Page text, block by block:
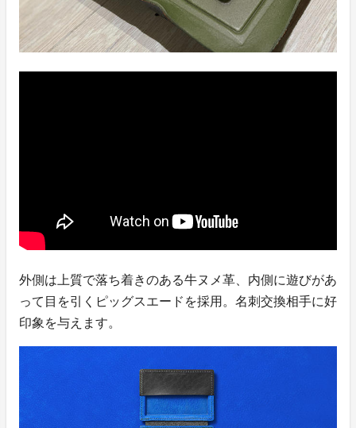
外側は上質で落ち着きのある牛ヌメ革、内側に遊びがあ
って目を引くピッグスエードを採用。名刺交換相手に好
印象を与えます。